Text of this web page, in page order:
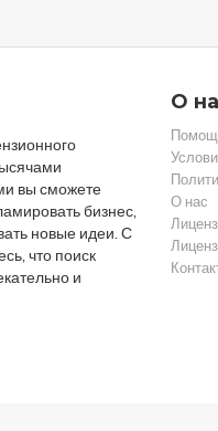
вы сможете
бизнес,
новые идеи. С
что поиск
и
О
О нас